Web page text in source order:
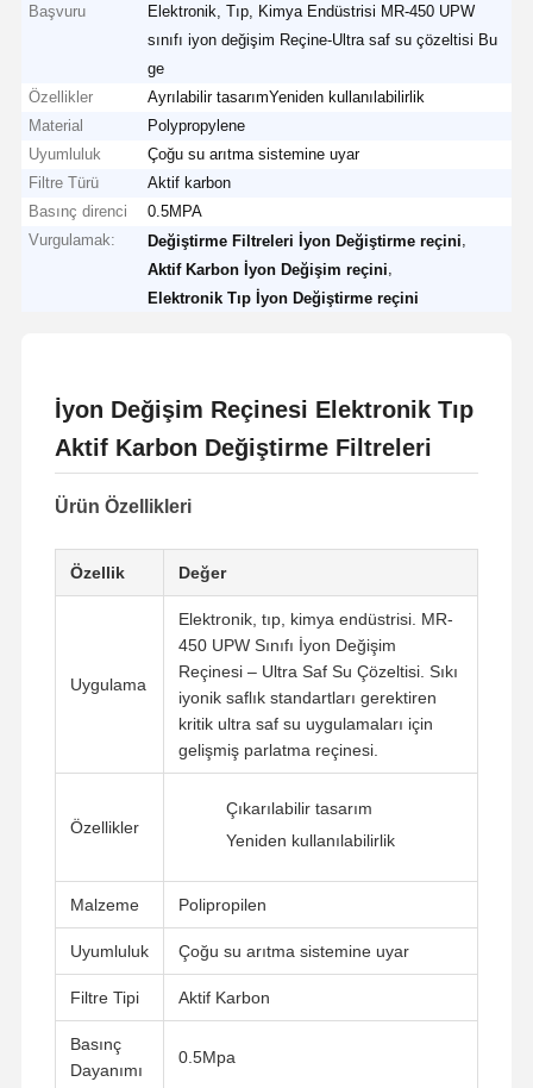
Başvuru
Elektronik, Tıp, Kimya Endüstrisi MR-450 UPW
sınıfı iyon değişim Reçine-Ultra saf su çözeltisi Bu
ge
Özellikler
Ayrılabilir tasarımYeniden kullanılabilirlik
Material
Polypropylene
Uyumluluk
Çoğu su arıtma sistemine uyar
Filtre Türü
Aktif karbon
Basınç direnci
0.5MPA
Vurgulamak:
Değiştirme Filtreleri İyon Değiştirme reçini
Aktif Karbon İyon Değişim reçini
Elektronik Tıp İyon Değiştirme reçini
İyon Değişim Reçinesi Elektronik Tıp
Aktif Karbon Değiştirme Filtreleri
Ürün Özellikleri
Özellik Değer
Uygulama
Elektronik, tıp, kimya endüstrisi. MR-
450 UPW Sınıfı İyon Değişim
Reçinesi – Ultra Saf Su Çözeltisi. Sıkı
iyonik saflık standartları gerektiren
kritik ultra saf su uygulamaları için
gelişmiş parlatma reçinesi.
Özellikler
Çıkarılabilir tasarım
Yeniden kullanılabilirlik
Malzeme Polipropilen
Uyumluluk Çoğu su arıtma sistemine uyar
Filtre Tipi Aktif Karbon
Basınç
Dayanımı
0.5Mpa